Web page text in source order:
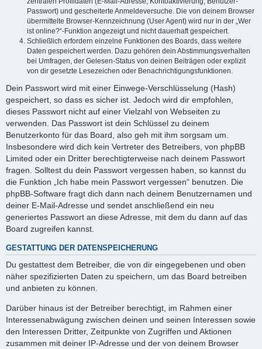
Passwort) und gescheiterte Anmeldeversuche. Die von deinem Browser
übermittelte Browser-Kennzeichnung (User Agent) wird nur in der „Wer
ist online?“-Funktion angezeigt und nicht dauerhaft gespeichert.
Schließlich erfordern einzelne Funktionen des Boards, dass weitere
Daten gespeichert werden. Dazu gehören dein Abstimmungsverhalten
bei Umfragen, der Gelesen-Status von deinen Beiträgen oder explizit
von dir gesetzte Lesezeichen oder Benachrichtigungsfunktionen.
Dein Passwort wird mit einer Einwege-Verschlüsselung (Hash)
gespeichert, so dass es sicher ist. Jedoch wird dir empfohlen,
dieses Passwort nicht auf einer Vielzahl von Webseiten zu
verwenden. Das Passwort ist dein Schlüssel zu deinem
Benutzerkonto für das Board, also geh mit ihm sorgsam um.
Insbesondere wird dich kein Vertreter des Betreibers, von phpBB
Limited oder ein Dritter berechtigterweise nach deinem Passwort
fragen. Solltest du dein Passwort vergessen haben, so kannst du
die Funktion „Ich habe mein Passwort vergessen“ benutzen. Die
phpBB-Software fragt dich dann nach deinem Benutzernamen und
deiner E-Mail-Adresse und sendet anschließend ein neu
generiertes Passwort an diese Adresse, mit dem du dann auf das
Board zugreifen kannst.
GESTATTUNG DER DATENSPEICHERUNG
Du gestattest dem Betreiber, die von dir eingegebenen und oben
näher spezifizierten Daten zu speichern, um das Board betreiben
und anbieten zu können.
Darüber hinaus ist der Betreiber berechtigt, im Rahmen einer
Interessenabwägung zwischen deinen und seinen Interessen sowie
den Interessen Dritter, Zeitpunkte von Zugriffen und Aktionen
zusammen mit deiner IP-Adresse und der von deinem Browser